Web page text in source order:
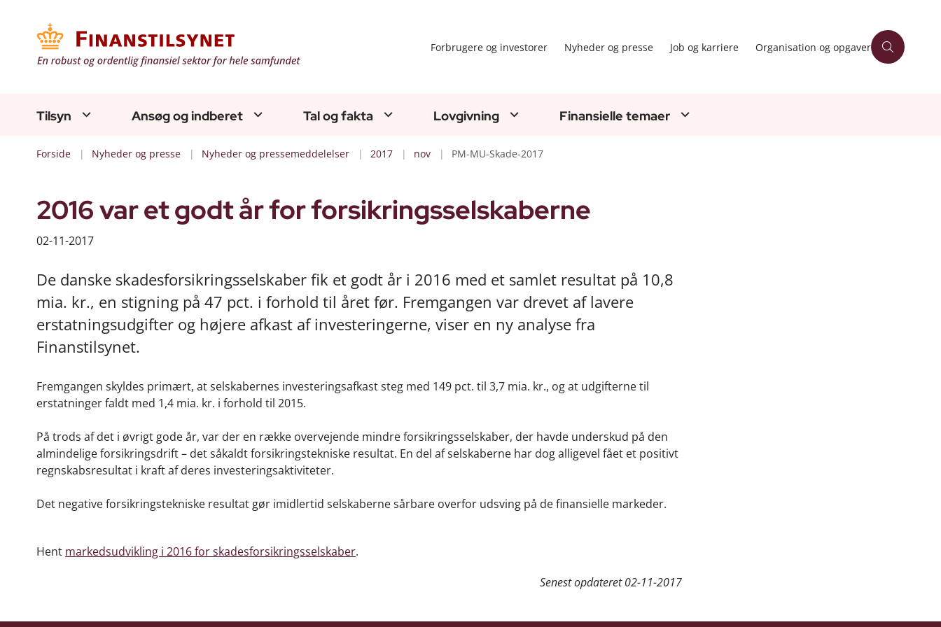
Forbrugere og investorer Nyheder og presse Job og karriere Organisation og opgaver
Tilsyn Ansøg og indberet Tal og fakta Lovgivning Finansielle temaer
Forside Nyheder og presse Nyheder og pressemeddelelser 2017 nov PM-MU-Skade-2017
2016 var et godt år for forsikringsselskaberne
02-11-2017
De danske skadesforsikringsselskaber fik et godt år i 2016 med et samlet resultat på 10,8
mia. kr., en stigning på 47 pct. i forhold til året før. Fremgangen var drevet af lavere
erstatningsudgifter og højere afkast af investeringerne, viser en ny analyse fra
Finanstilsynet.
Fremgangen skyldes primært, at selskabernes investeringsafkast steg med 149 pct. til 3,7 mia. kr., og at udgifterne til
erstatninger faldt med 1,4 mia. kr. i forhold til 2015.
På trods af det i øvrigt gode år, var der en række overvejende mindre forsikringsselskaber, der havde underskud på den
almindelige forsikringsdrift – det såkaldt forsikringstekniske resultat. En del af selskaberne har dog alligevel fået et positivt
regnskabsresultat i kraft af deres investeringsaktiviteter.
Det negative forsikringstekniske resultat gør imidlertid selskaberne sårbare overfor udsving på de finansielle markeder.
Hent markedsudvikling i 2016 for skadesforsikringsselskaber.
Senest opdateret02-11-2017